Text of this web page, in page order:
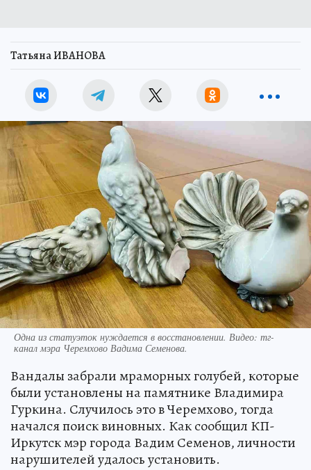
Татьяна ИВАНОВА
Одна из статуэток нуждается в восстановлении. Видео: тг-
канал мэра Черемхово Вадима Семенова.
Вандалы забрали мраморных голубей, которые
были установлены на памятнике Владимира
Гуркина. Случилось это в Черемхово, тогда
начался поиск виновных. Как сообщил КП-
Иркутск мэр города Вадим Семенов, личности
нарушителей удалось установить.